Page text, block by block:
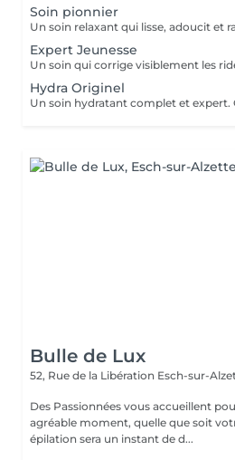
Soin pionnier
Expert Jeunesse
Un soin qui corrige visiblement les
Hydra Originel
Bulle de Lux
52, Rue de la Libération Esch-sur-
Des Passionnées vous accueillent
agréable moment, quelle que soit
épilation sera un instant de d...